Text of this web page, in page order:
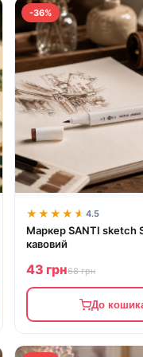
-36%
★★★★★
★★★★★ 4.5
Маркер SANTI sketch
кавовий
43 грн68 грн
До